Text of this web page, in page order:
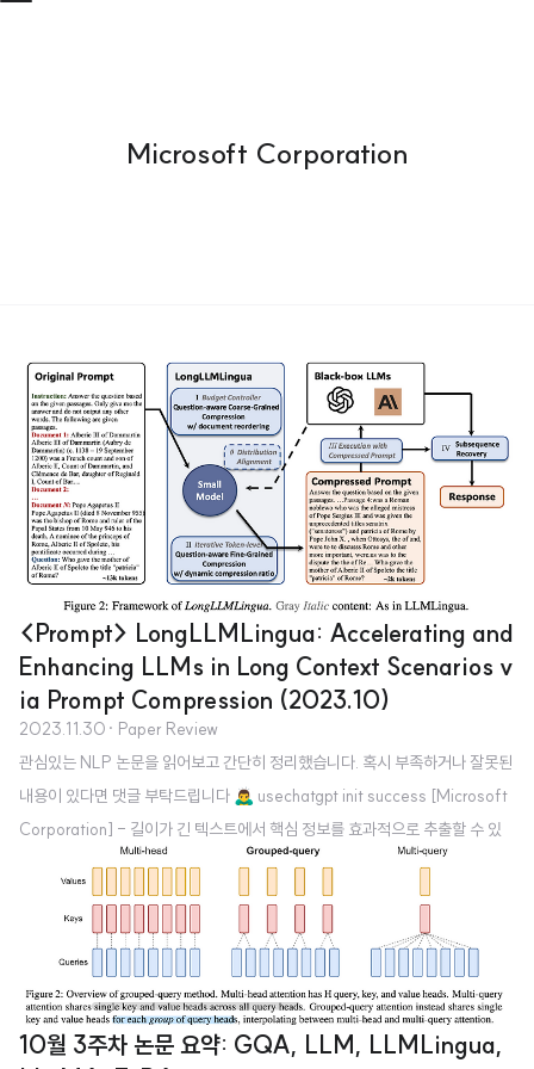
Microsoft Corporation
<Prompt> LongLLMLingua: Accelerating and
Enhancing LLMs in Long Context Scenarios v
ia Prompt Compression (2023.10)
2023.11.30 · Paper Review
관심있는 NLP 논문을 읽어보고 간단히 정리했습니다. 혹시 부족하거나 잘못된
내용이 있다면 댓글 부탁드립니다 🙇‍♂️ usechatgpt init success [Microsoft
Corporation] - 길이가 긴 텍스트에서 핵심 정보를 효과적으로 추출할 수 있
도록하는 prompt compression 기법, LongLLMLingua - higher perform
ance, much less cost, reduced latency 1. Introduction LLM의 능력을 최
대로 끌어내기 위해서 각 downstream task에 적합한 prompt를 design하는
것이 중요하다는 것은 이미 잘 알려져있음 그러나 LLM을 long context scen
arios에서 활용하는 것은 다음 문제점들을 야기..
10월 3주차 논문 요약: GQA, LLM, LLMLingua,